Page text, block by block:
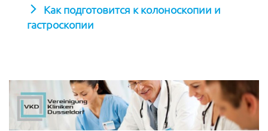
Как подготовится к колоноскопии и
гастроскопии